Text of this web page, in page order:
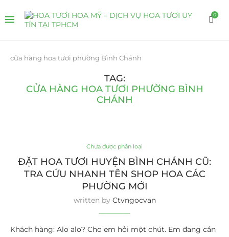
0
cửa hàng hoa tươi phường Bình Chánh
TAG:
CỬA HÀNG HOA TƯƠI PHƯỜNG BÌNH
CHÁNH
Chưa được phân loại
ĐẶT HOA TƯƠI HUYỆN BÌNH CHÁNH CŨ:
TRA CỨU NHANH TÊN SHOP HOA CÁC
PHƯỜNG MỚI
written by Ctvngocvan
Khách hàng: Alo alo? Cho em hỏi một chút. Em đang cần